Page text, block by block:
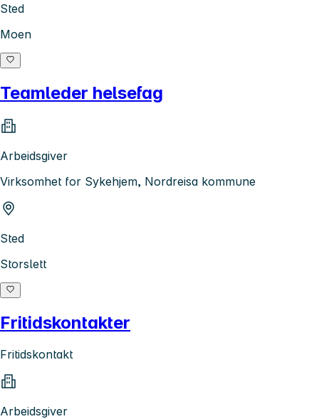
Sted
Moen
Teamleder helsefag
Arbeidsgiver
Virksomhet for Sykehjem, Nordreisa kommune
Sted
Storslett
Fritidskontakter
Fritidskontakt
Arbeidsgiver